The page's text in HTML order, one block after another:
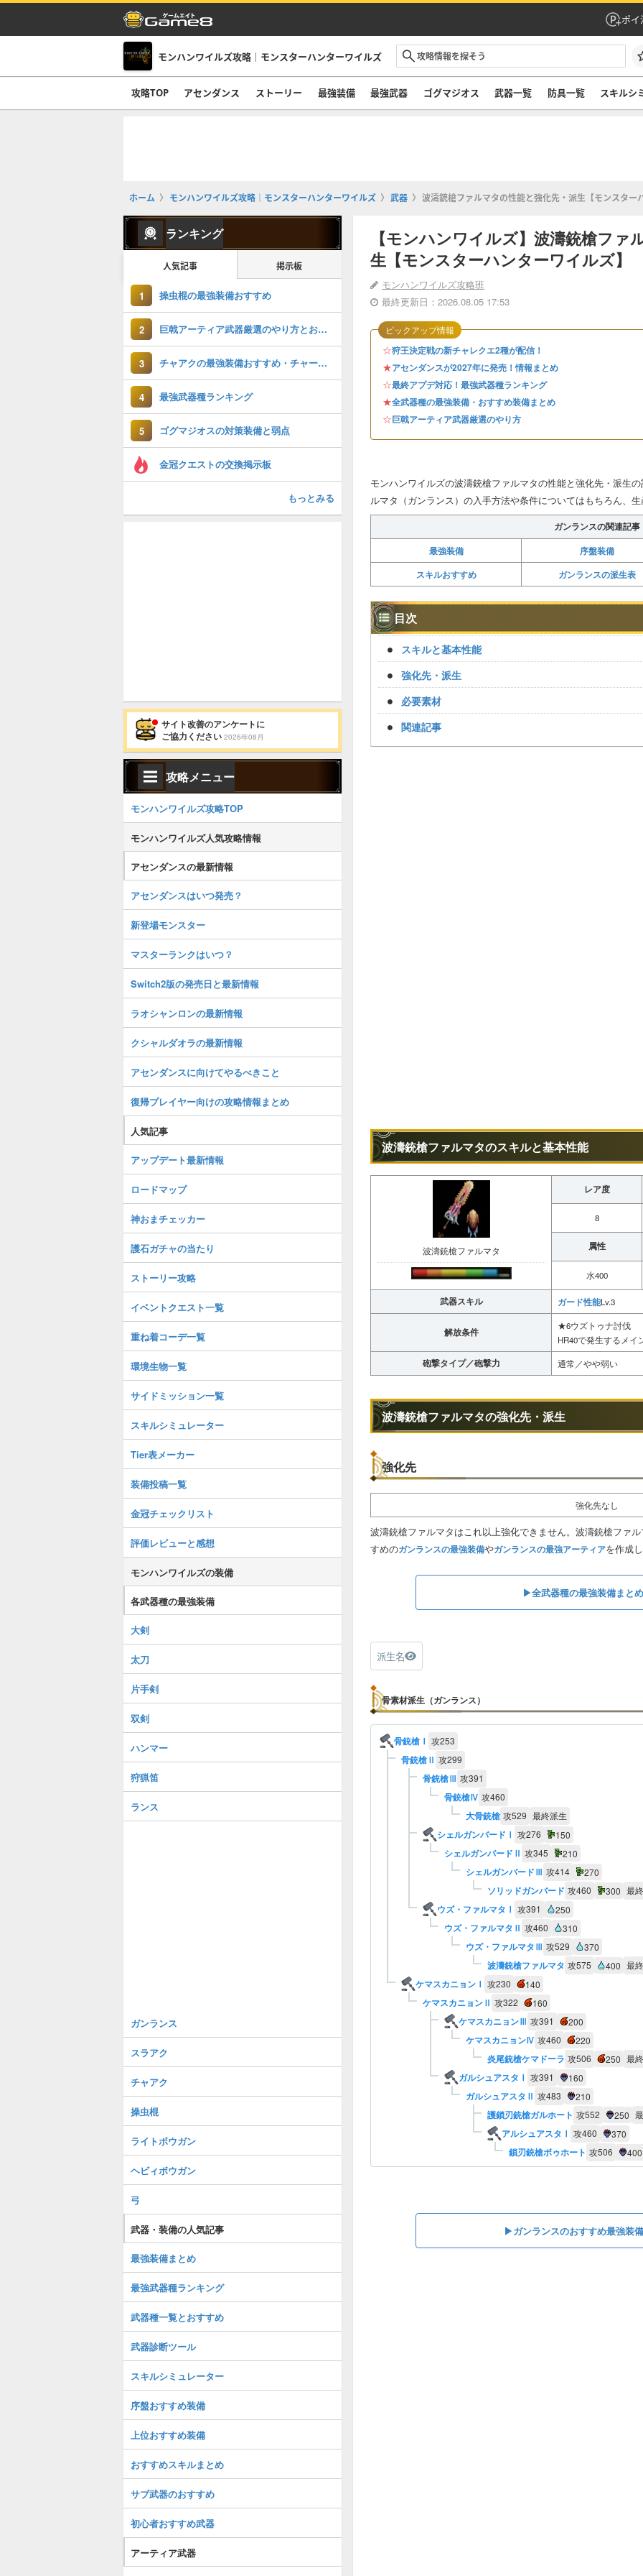
ポイ
モンハンワイルズ攻略｜モンスターハンターワイルズ
攻略TOP アセンダンス ストーリー 最強装備 最強武器 ゴグマジオス 武器一覧 防具一覧 スキルシ
ホーム モンハンワイルズ攻略｜モンスターハンターワイルズ 武器 波濤銃槍ファルマタの性能と強化先・派生【モンスター
【モンハンワイルズ】波濤銃槍ファ
生【モンスターハンターワイルズ】
モンハンワイルズ攻略班
最終更新日：2026.08.05 17:53
☆狩王決定戦の新チャレクエ2種が配信！
★アセンダンスが2027年に発売！情報まとめ
☆最終アプデ対応！最強武器種ランキング
★全武器種の最強装備・おすすめ装備まとめ
☆巨戟アーティア武器厳選のやり方
ピックアップ情報
モンハンワイルズの波濤銃槍ファルマタの性能と強化先・派生
ルマタ（ガンランス）の入手方法や条件についてはもちろん、
ガンランスの関連記事
最強装備
序盤装備
スキルおすすめ
ガンランスの派生表
目次
スキルと基本性能
強化先・派生
必要素材
関連記事
波濤銃槍ファルマタのスキルと基本性能
波濤銃槍ファルマタ
レア度
8
属性
水400
武器スキル ガード性能Lv.3
解放条件
★6ウズトゥナ討伐
HR40で発生するメ
砲撃タイプ／砲撃力 通常／やや弱い
波濤銃槍ファルマタの強化先・派生
強化先
強化先なし
波濤銃槍ファルマタはこれ以上強化できません。波濤銃槍ファ
すめのガンランスの最強装備やガンランスの最強アーティアを作成
▶︎全武器種の最強装備まと
派生名
骨素材派生（ガンランス）
骨銃槍Ⅰ 攻253
骨銃槍Ⅱ 攻299
骨銃槍Ⅲ 攻391
骨銃槍Ⅳ 攻460
大骨銃槍 攻529 最終派生
シェルガンバードⅠ 攻276 150
シェルガンバードⅡ 攻345 210
シェルガンバードⅢ 攻414 270
ソリッドガンバード 攻460 300 最
ウズ・ファルマタⅠ 攻391 250
ウズ・ファルマタⅡ 攻460 310
ウズ・ファルマタⅢ 攻529 370
波濤銃槍ファルマタ 攻575 400 最
ケマスカニョンⅠ 攻230 140
ケマスカニョンⅡ 攻322 160
ケマスカニョンⅢ 攻391 200
ケマスカニョンⅣ 攻460 220
炎尾銃槍ケマドーラ 攻506 250 最
ガルシュアスタⅠ 攻391 160
ガルシュアスタⅡ 攻483 210
護鎖刃銃槍ガルホート 攻552 250
アルシュアスタⅠ 攻460 370
鎖刃銃槍ボゥホート 攻506 400
▶︎ガンランスのおすすめ最強装
ランキング
人気記事 掲示板
1 操虫棍の最強装備おすすめ
2 巨戟アーティア武器厳選のやり方とおすすめスキル
3 チャアクの最強装備おすすめ・チャージアックス
4 最強武器種ランキング
5 ゴグマジオスの対策装備と弱点
金冠クエストの交換掲示板
もっとみる
サイト改善のアンケートに
ご協力ください 2026年08月
攻略メニュー
モンハンワイルズ攻略TOP
モンハンワイルズ人気攻略情報
アセンダンスの最新情報
アセンダンスはいつ発売？
新登場モンスター
マスターランクはいつ？
Switch2版の発売日と最新情報
ラオシャンロンの最新情報
クシャルダオラの最新情報
アセンダンスに向けてやるべきこと
復帰プレイヤー向けの攻略情報まとめ
人気記事
アップデート最新情報
ロードマップ
神おまチェッカー
護石ガチャの当たり
ストーリー攻略
イベントクエスト一覧
重ね着コーデ一覧
環境生物一覧
サイドミッション一覧
スキルシミュレーター
Tier表メーカー
装備投稿一覧
金冠チェックリスト
評価レビューと感想
モンハンワイルズの装備
各武器種の最強装備
大剣
太刀
片手剣
双剣
ハンマー
狩猟笛
ランス
ガンランス
スラアク
チャアク
操虫棍
ライトボウガン
ヘビィボウガン
弓
武器・装備の人気記事
最強装備まとめ
最強武器種ランキング
武器種一覧とおすすめ
武器診断ツール
スキルシミュレーター
序盤おすすめ装備
上位おすすめ装備
おすすめスキルまとめ
サブ武器のおすすめ
初心者おすすめ武器
アーティア武器